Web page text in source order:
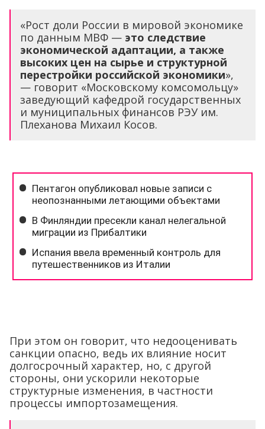
«Рост доли России в мировой экономике
по данным МВФ — это следствие
экономической адаптации, а также
высоких цен на сырье и структурной
перестройки российской экономики»,
— говорит «Московскому комсомольцу»
заведующий кафедрой государственных
и муниципальных финансов РЭУ им.
Плеханова Михаил Косов.
При этом он говорит, что недооценивать
санкции опасно, ведь их влияние носит
долгосрочный характер, но, с другой
стороны, они ускорили некоторые
структурные изменения, в частности
процессы импортозамещения.